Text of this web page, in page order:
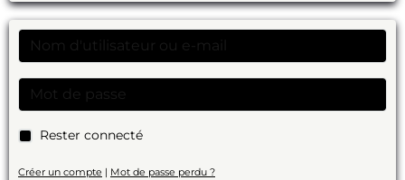
Rester connecté
Créer un compte | Mot de passe perdu ?